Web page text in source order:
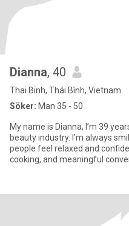
Dianna, 40
Thai Binh, Thái Bình, Vietnam
Söker: Man 35 - 50
My name is Dianna, I’m 39
beauty industry. I’m always
people feel relaxed and
cooking, and meaningful